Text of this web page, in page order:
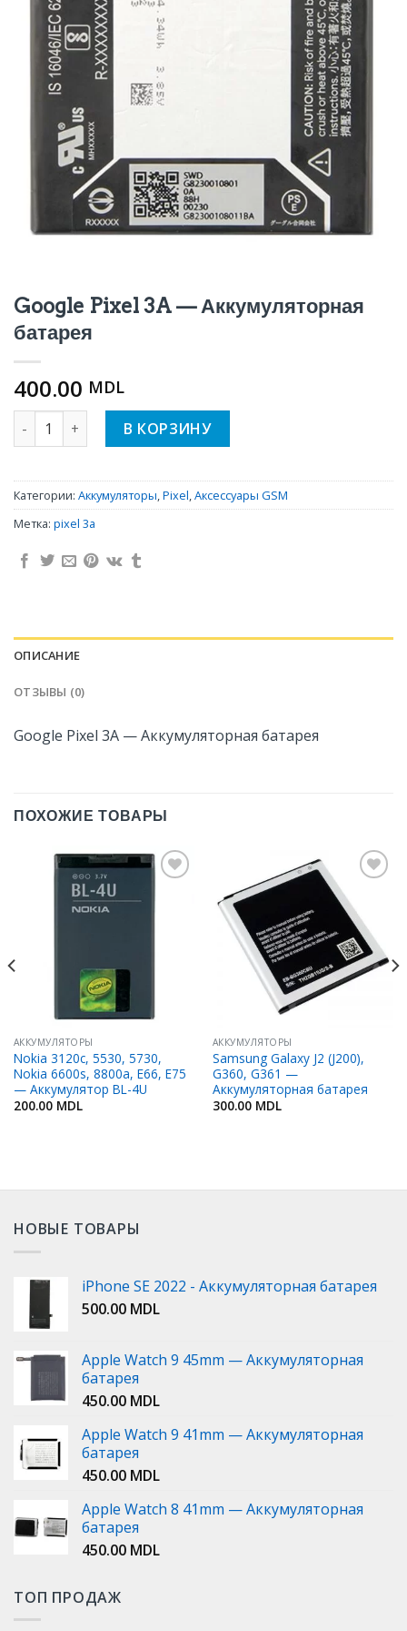
Google Pixel 3A — Аккумуляторная
батарея
400.00 MDL
Количество Google Pixel 3A - Аккумуляторная батарея
В КОРЗИНУ
Категории: Аккумуляторы,Pixel,Аксессуары GSM
Метка: pixel 3a
ОПИСАНИЕ
ОТЗЫВЫ (0)
Google Pixel 3A — Аккумуляторная батарея
ПОХОЖИЕ ТОВАРЫ
АККУМУЛЯТОРЫ
Nokia 3120c, 5530, 5730,
Nokia 6600s, 8800a, E66, E75
— Аккумулятор BL-4U
200.00 MDL
Добавить
в
Избранное
АККУМУЛЯТОРЫ
Samsung Galaxy J2 (J200),
G360, G361 —
Аккумуляторная батарея
300.00 MDL
НОВЫЕ ТОВАРЫ
iPhone SE 2022 - Аккумуляторная батарея
500.00 MDL
Apple Watch 9 45mm — Аккумуляторная
батарея
450.00 MDL
Apple Watch 9 41mm — Аккумуляторная
батарея
450.00 MDL
Apple Watch 8 41mm — Аккумуляторная
батарея
450.00 MDL
ТОП ПРОДАЖ